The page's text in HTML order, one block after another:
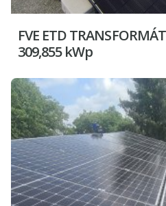
FVE ETD
309,855 kWp